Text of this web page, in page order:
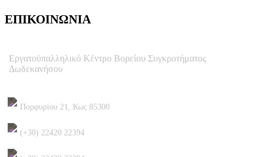
ΕΠΙΚΟΙΝΩΝΙΑ
Εργατοϋπαλληλικό Κέντρο Βορείου Συγκροτήματος
Δωδεκανήσου
Πορφυρίου 21, Κως 85300
(+30) 22420 22394